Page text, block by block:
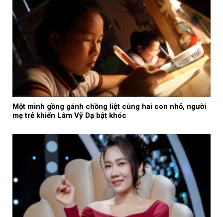
Một mình gồng gánh chồng liệt cùng hai con nhỏ, người
mẹ trẻ khiến Lâm Vỹ Dạ bật khóc